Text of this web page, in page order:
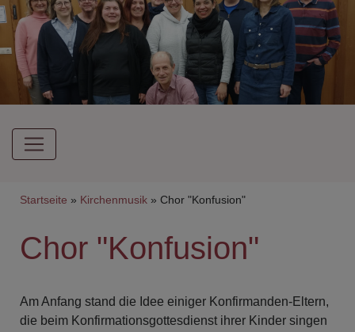
Hauptnavigation
Breadcrumb
Startseite Kirchenmusik Chor "Konfusion"
Chor "Konfusion"
Am Anfang stand die Idee einiger Konfirmanden-Eltern,
die beim Konfirmationsgottesdienst ihrer Kinder singen